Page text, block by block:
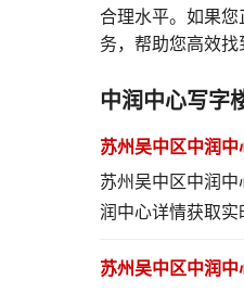
合理水平。如果
务，帮助您高效找
中润中心写字
苏州吴中区中润中
苏州吴中区中润
润中心详情获取实
苏州吴中区中润中